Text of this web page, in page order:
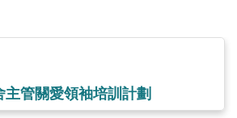
管關愛領袖培訓計劃